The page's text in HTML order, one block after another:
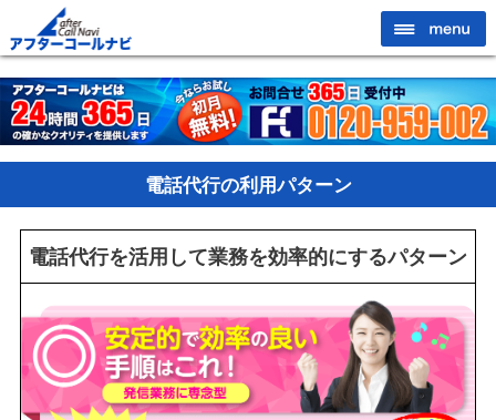
電話代行の利用パターン
電話代行を活用して業務を効率的にするパターン